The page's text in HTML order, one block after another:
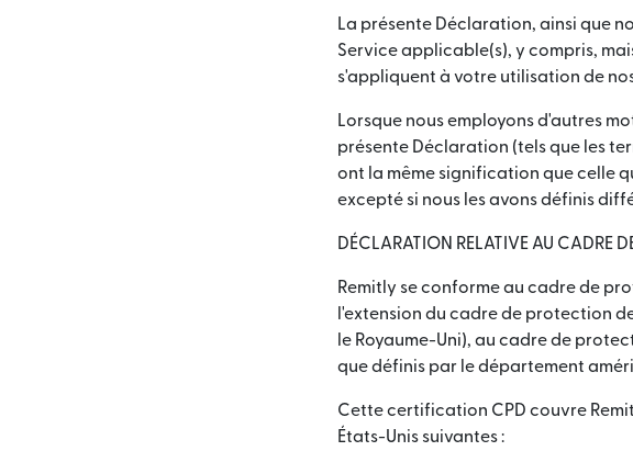
La présente Déclaration, ainsi que
Service applicable(s), y compris,
s'appliquent à votre utilisation de
Lorsque nous employons d'autres
présente Déclaration (tels que les
ont la même signification que celle
excepté si nous les avons définis
DÉCLARATION RELATIVE AU CADRE
Remitly se conforme au cadre de
l'extension du cadre de protection
le Royaume-Uni), au cadre de
que définis par le département
Cette certification CPD couvre
États-Unis suivantes :